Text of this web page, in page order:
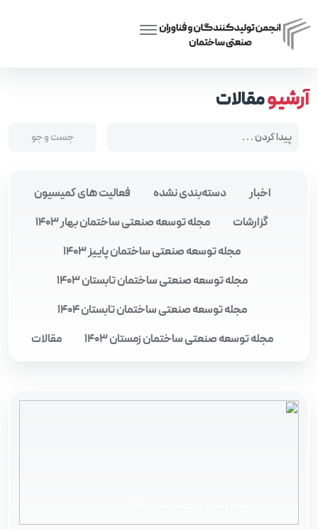
آرشیومقالات
اخبار دسته‌بندی نشده
فعالیت های کمیسیون
گزارشات
مجله توسعه صنعتی ساختمان بهار 1403
مجله توسعه صنعتی ساختمان پاییز 1403
مجله توسعه صنعتی ساختمان تابستان 1403
مجله توسعه صنعتی ساختمان تابستان 1404
مجله توسعه صنعتی ساختمان زمستان 1403
مقالات